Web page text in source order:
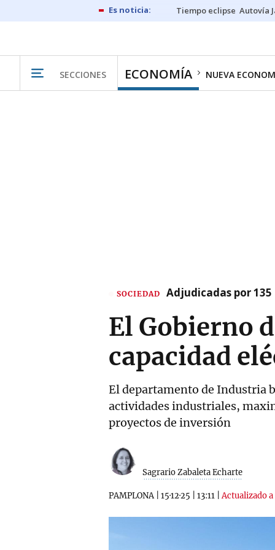
Tiempo eclipse Autovía
SECCIONES ECONOMÍA NUEVA
SOCIEDAD Adjudicadas por
El Gobierno
capacidad
El departamento de Industria
actividades industriales,
proyectos de inversión
Sagrario Zabaleta Echarte
PAMPLONA| 15·12·25 13:11 |Actualizado a